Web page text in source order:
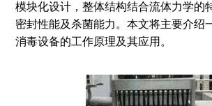
模块化设计，整体结构结合流体力学的
密封性能及杀菌能力。本文将主要介绍
消毒设备的工作原理及其应用。